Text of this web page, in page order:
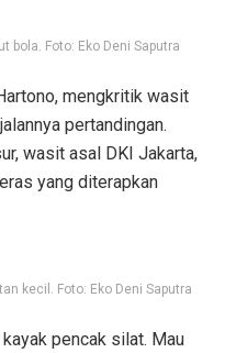
bola. Foto: Eko Deni Saputra
mengkritik wasit
pertandingan.
wasit asal DKI Jakarta,
yang diterapkan
kecil. Foto: Eko Deni Saputra
pencak silat. Mau